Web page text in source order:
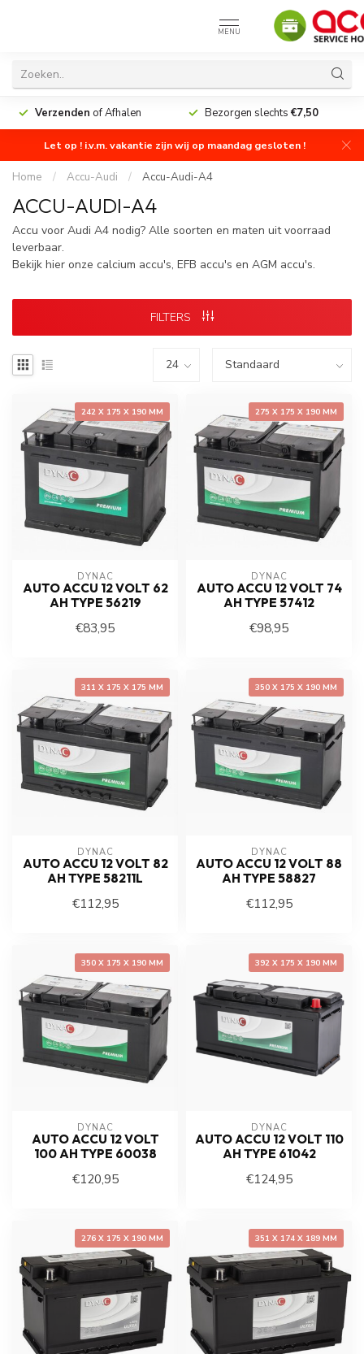
MENU
Verzenden of Afhalen Bezorgen slechts€7,50
Let op ! i.v.m. vakantie zijn wij op maandag gesloten !
Home / Accu-Audi / Accu-Audi-A4
ACCU-AUDI-A4
Accu voor Audi A4 nodig? Alle soorten en maten uit voorraad
leverbaar.
Bekijk hier onze calcium accu's, EFB accu's en AGM accu's.
FILTERS
242 X 175 X 190 MM
DYNAC
AUTO ACCU 12 VOLT 62
AH TYPE 56219
€83,95
275 X 175 X 190 MM
DYNAC
AUTO ACCU 12 VOLT 74
AH TYPE 57412
€98,95
311 X 175 X 175 MM
DYNAC
AUTO ACCU 12 VOLT 82
AH TYPE 58211L
€112,95
350 X 175 X 190 MM
DYNAC
AUTO ACCU 12 VOLT 88
AH TYPE 58827
€112,95
350 X 175 X 190 MM
DYNAC
AUTO ACCU 12 VOLT
100 AH TYPE 60038
€120,95
392 X 175 X 190 MM
DYNAC
AUTO ACCU 12 VOLT 110
AH TYPE 61042
€124,95
276 X 175 X 190 MM 351 X 174 X 189 MM